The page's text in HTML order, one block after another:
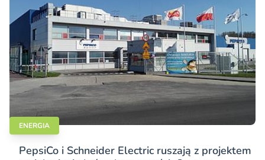
ENERGIA
PepsiCo i Schneider Electric ruszają z projektem